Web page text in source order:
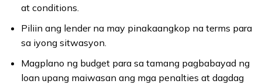
at conditions.
Piliin ang lender na may pinakaangkop na terms para
sa iyong sitwasyon.
Magplano ng budget para sa tamang pagbabayad ng
loan upang maiwasan ang mga penalties at dagdag